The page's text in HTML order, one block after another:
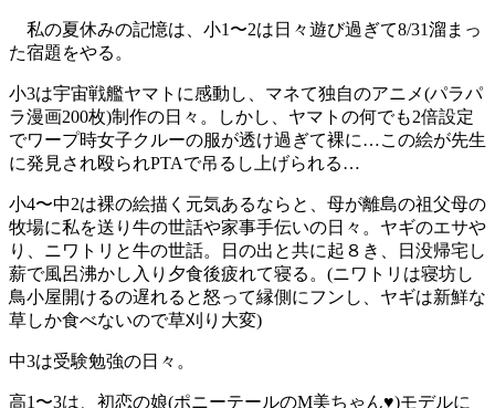
私の夏休みの記憶は、小1〜2は日々遊び過ぎて8/31溜まっ
た宿題をやる。
小3は宇宙戦艦ヤマトに感動し、マネて独自のアニメ(パラパ
ラ漫画200枚)制作の日々。しかし、ヤマトの何でも2倍設定
でワープ時女子クルーの服が透け過ぎて裸に…この絵が先生
に発見され殴られPTAで吊るし上げられる…
小4〜中2は裸の絵描く元気あるならと、母が離島の祖父母の
牧場に私を送り牛の世話や家事手伝いの日々。ヤギのエサや
り、ニワトリと牛の世話。日の出と共に起８き、日没帰宅し
薪で風呂沸かし入り夕食後疲れて寝る。(ニワトリは寝坊し
鳥小屋開けるの遅れると怒って縁側にフンし、ヤギは新鮮な
草しか食べないので草刈り大変)
中3は受験勉強の日々。
高1〜3は、初恋の娘(ポニーテールのM美ちゃん♥)モデルに